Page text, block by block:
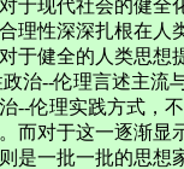
于现代社会的健
理性深深扎根在
于健全的人类思
--伦理言述主流
--伦理实践方式，
而对于这一逐渐显
是一批一批的思